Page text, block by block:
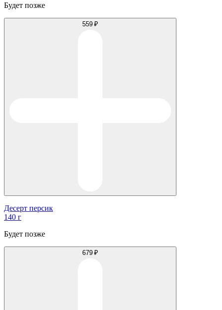
Будет позже
559 ₽
Десерт персик
140 г
Будет позже
679 ₽